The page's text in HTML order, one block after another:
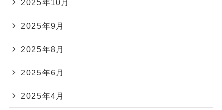
2025年10月
2025年9月
2025年8月
2025年6月
2025年4月